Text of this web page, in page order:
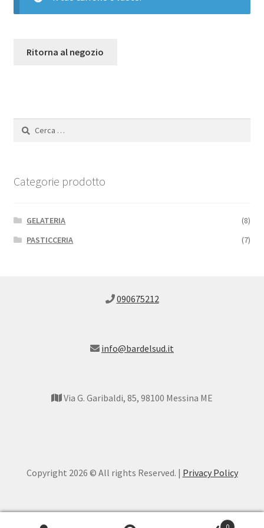
Contatti
Ritorna al negozio
Ricerca
Categorie prodotto
GELATERIA
(8)
PASTICCERIA
(7)
090675212
info@bardelsud.it
Via G. Garibaldi, 85, 98100 Messina ME
Copyright 2026 © All rights Reserved. | Privacy Policy